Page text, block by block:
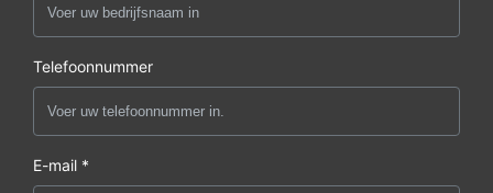
Telefoonnummer
E-mail *